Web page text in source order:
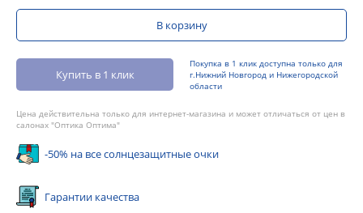
В корзину
Купить в 1 клик
Покупка в 1 клик доступна только для
г.Нижний Новгород и Нижегородской
области
Цена действительна только для интернет-магазина и может отличаться от цен в
салонах "Оптика Оптима"
-50% на все солнцезащитные очки
Гарантии качества